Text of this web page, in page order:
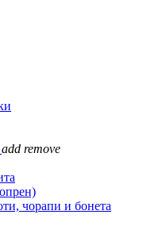
add remove
чорапи и бонета